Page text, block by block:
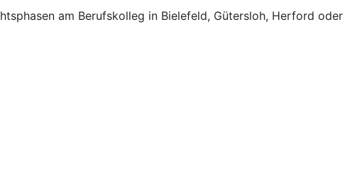
am Berufskolleg in Bielefeld, Gütersloh, Herford oder